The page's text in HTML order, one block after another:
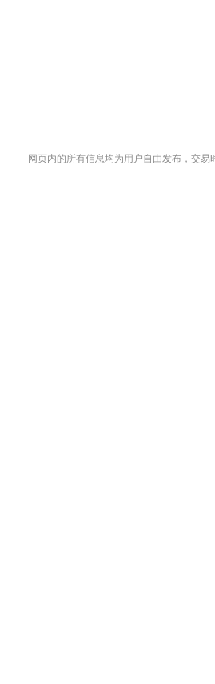
网页内的所有信息均为用户自由发布，交